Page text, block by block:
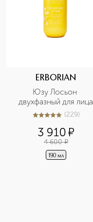
ERBORIAN
Юзу Лосьон
двухфазный для лица
5из 5229 (229)
3 910¤
4 600 ¤
190 мл